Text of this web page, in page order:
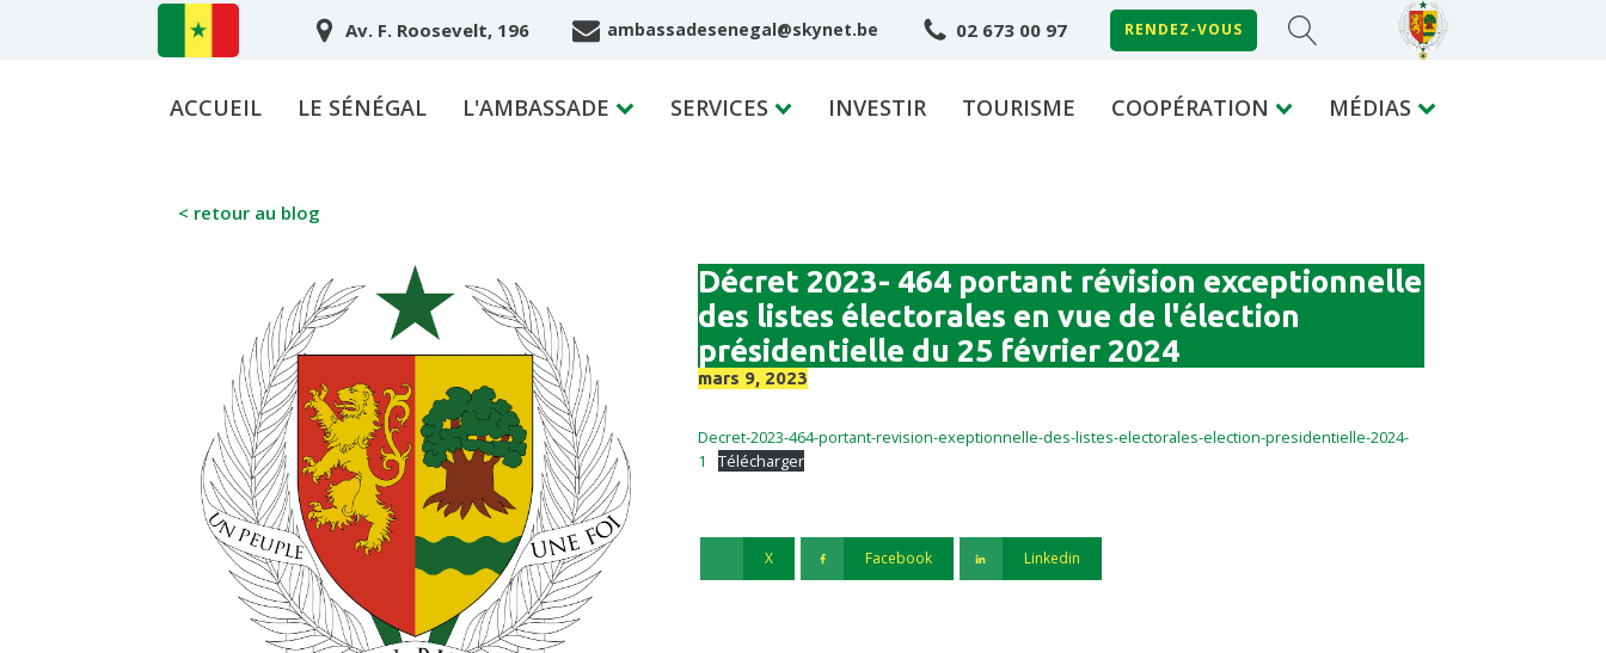
Av. F. Roosevelt, 196 ambassadesenegal@skynet.be 02 673 00 97 RENDEZ-VOUS
ACCUEIL LE SÉNÉGAL L'AMBASSADE SERVICES INVESTIR TOURISME COOPÉRATION MÉDIAS
< retour au blog
Décret 2023- 464 portant révision exceptionnelle
des listes électorales en vue de l'élection
présidentielle du 25 février 2024
mars 9, 2023
Decret-2023-464-portant-revision-exeptionnelle-des-listes-electorales-election-presidentielle-2024-
1
Télécharger
X Facebook Linkedin